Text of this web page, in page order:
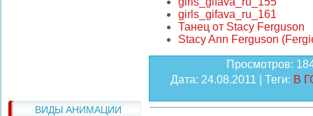
ВИДЫ АНИМАЦИИ
girls_gifava_ru_161
Танец от Stacy Ferguson
Stacy Ann Ferguson
Просмотров:
Дата: 24.08.2011 | Теги: В